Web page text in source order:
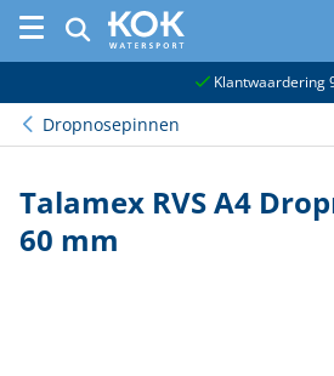
Klantwaardering
Dropnosepinnen
Talamex RVS A4
60 mm